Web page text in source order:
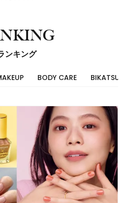
ンキング
BODY CARE BIKATSU